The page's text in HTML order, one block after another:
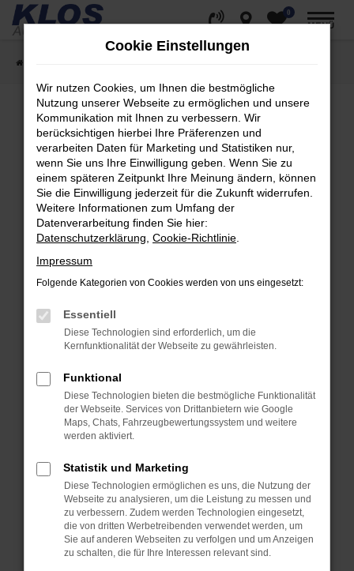
Zum
springen
0
MENÜ
Fehler: Network Error
Beim Laden ist ein Fehler aufgetreten.
Hier sind ein paar Tipps, die dir helfen können:
Überprüfe deine Firewall und deine
Internetverbindung.
Laden andere Webseiten, zum Beispiel deine
Suchmaschine?
Prüfe deine Browsererweiterungen.
Manche Erweiterungen, wie Werbeblocker,
können das Laden bestimmter Seiten
verhindern. Funktioniert die Seite in einem
Fenster?
Starte dein Gerät neu.
Das kann manchmal helfen, vorübergehende
Probleme zu beheben.
Betriebssystem auf dem neuesten Stand
sind.
Veraltete Software birgt nicht nur ein
Sicherheitsrisiko, sondern kann auch dazu
führen, dass bestimmte Funktionen nicht mehr
unterstützt werden.
Cookie Einstellungen
Wir nutzen Cookies, um Ihnen die bestmögliche
Nutzung unserer Webseite zu ermöglichen und unsere
Kommunikation mit Ihnen zu verbessern. Wir
berücksichtigen hierbei Ihre Präferenzen und
verarbeiten Daten für Marketing und Statistiken nur,
wenn Sie uns Ihre Einwilligung geben. Wenn Sie zu
einem späteren Zeitpunkt Ihre Meinung ändern, können
Sie die Einwilligung jederzeit für die Zukunft widerrufen.
Weitere Informationen zum Umfang der
Datenverarbeitung finden Sie hier:
Datenschutzerklärung Cookie-Richtlinie
Impressum
Folgende Kategorien von Cookies werden von uns eingesetzt:
Essentiell
Diese Technologien sind erforderlich, um die
Kernfunktionalität der Webseite zu gewährleisten.
Funktional
Diese Technologien bieten die bestmögliche Funktionalität
der Webseite. Services von Drittanbietern wie Google
Maps, Chats, Fahrzeugbewertungssystem und weitere
werden aktiviert.
Statistik und Marketing
Diese Technologien ermöglichen es uns, die Nutzung der
Webseite zu analysieren, um die Leistung zu messen und
zu verbessern. Zudem werden Technologien eingesetzt,
die von dritten Werbetreibenden verwendet werden, um
Sie auf anderen Webseiten zu verfolgen und um Anzeigen
zu schalten, die für Ihre Interessen relevant sind.